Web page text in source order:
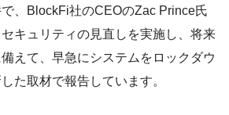
、BlockFi社のCEOのZac Prince氏
キュリティの見直しを実施し、将来
えて、早急にシステムをロックダウ
た取材で報告しています。